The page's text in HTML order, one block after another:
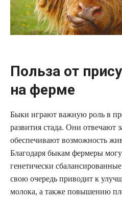
Польза от
на ферме
Быки играют важную роль в
развития стада. Они отвечают
обеспечивают возможность
Благодаря быкам фермеры
генетически
свою очередь приводит к
молока, а также повышению